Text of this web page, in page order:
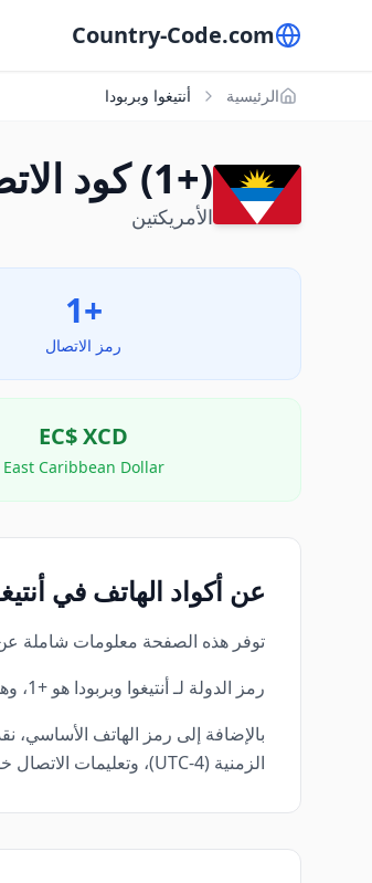
Country-Code.com
الرئيسية أنتيغوا وبربودا
(+1) كود الاتصال بـ أنتيغوا وبربودا
الأمريكتين
+1
رمز الاتصال
EC$XCD
East Caribbean Dollar
عن أكواد الهاتف في
توفر هذه الصفحة معلومات شاملة عن
رمز الدولة لـ أنتيغوا وبربودا هو +1، وهو إلزامي للمكالمات الدولية.
الزمنية (UTC-4)، وتعليمات الاتصال خطوة بخطوة لجعل تجربة الاتصال الدولي الخاصة بك سلسة قدر الإمكان نحو أنتيغوا وبربودا.